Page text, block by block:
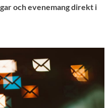
och evenemang direkt i